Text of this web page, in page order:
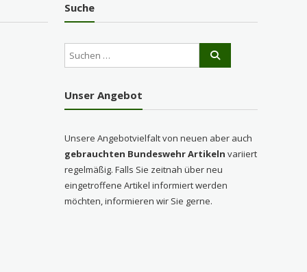
Suche
Unser Angebot
Unsere Angebotvielfalt von neuen aber auch
gebrauchten Bundeswehr Artikelnvariiert
regelmäßig. Falls Sie zeitnah über neu
eingetroffene Artikel informiert werden
möchten, informieren wir Sie gerne.